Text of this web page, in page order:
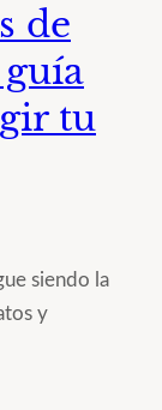
de
tu
siendo la
y